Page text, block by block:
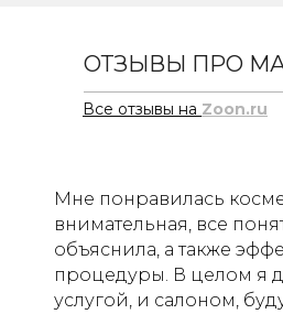
ОТЗЫВЫ ПРО
Все отзывы на Zoon.ru
Мне понравилась
внимательная, все
объяснила, а также
процедуры. В целом я
услугой, и салоном,